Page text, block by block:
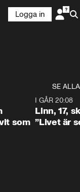
Logga in
SE ALLA
som
I GÅR 20:08
Linn, 17,
”Livet är